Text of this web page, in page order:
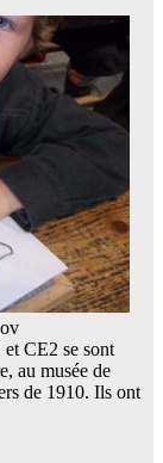
CE2 se sont
au musée de
de 1910. Ils ont